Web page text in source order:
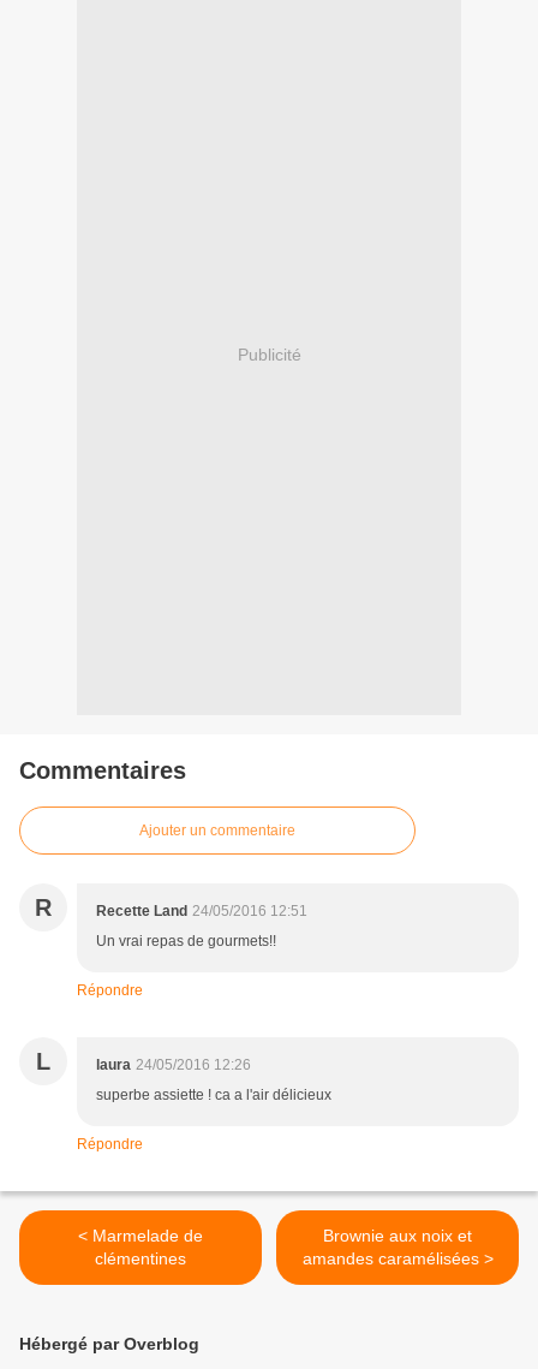
Publicité
Commentaires
Ajouter un commentaire
R Recette Land 24/05/2016 12:51
Un vrai repas de gourmets!!
Répondre
L laura 24/05/2016 12:26
superbe assiette ! ca a l'air délicieux
Répondre
< Marmelade de
clémentines
Brownie aux noix et
amandes caramélisées >
Hébergé par Overblog